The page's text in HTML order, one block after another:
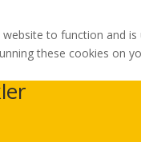
to function and
these cookies on